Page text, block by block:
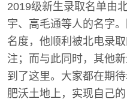
2019级新生录取名单由
宇、高毛通等人的名字
名度，他顺利被北电录
注；而与此同时，其他
到了这里。大家都在期
肥沃土地上，实现自己的